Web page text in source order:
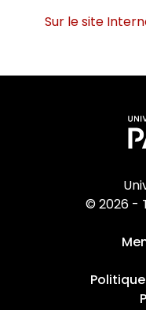
Sur le site
© 2026 -